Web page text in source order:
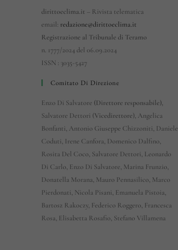
dirittoeclima.it – Rivista telematica
email: redazione@dirittoeclima.it
Registrazione al Tribunale di Teramo
n. 1777/2024 del 06.09.2024
ISSN : 3035-5427
Comitato Di Direzione
Enzo Di Salvatore (Direttore responsabile),
Salvatore Dettori (Vicedirettore), Angelica
Bonfanti, Antonio Giuseppe Chizzoniti, Daniele
Coduti, Irene Canfora, Domenico Dalfino,
Rosita Del Coco, Salvatore Dettori, Leonardo
Di Carlo, Enzo Di Salvatore, Marina Frunzio,
Donatella Morana, Mauro Pennasilico, Marco
Pierdonati, Nicola Pisani, Emanuela Pistoia,
Bartosz Rakoczy, Federico Roggero, Francesca
Rosa, Elisabetta Rosafio, Stefano Villamena